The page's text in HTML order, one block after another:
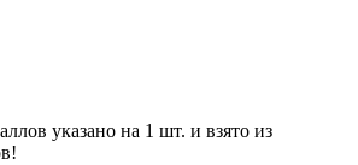
указано на 1 шт. и взято из